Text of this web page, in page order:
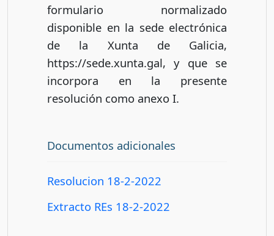
formulario normalizado
disponible en la sede electrónica
de la Xunta de Galicia,
https://sede.xunta.gal, y que se
incorpora en la presente
resolución como anexo I.
Documentos adicionales
Resolucion 18-2-2022
Extracto REs 18-2-2022